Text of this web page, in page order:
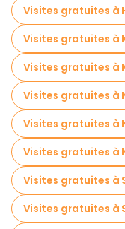
Visites gratuites à
Visites gratuites à
Visites gratuites à
Visites gratuites à
Visites gratuites à
Visites gratuites à
Visites gratuites à
Visites gratuites à
Visites gratuites à